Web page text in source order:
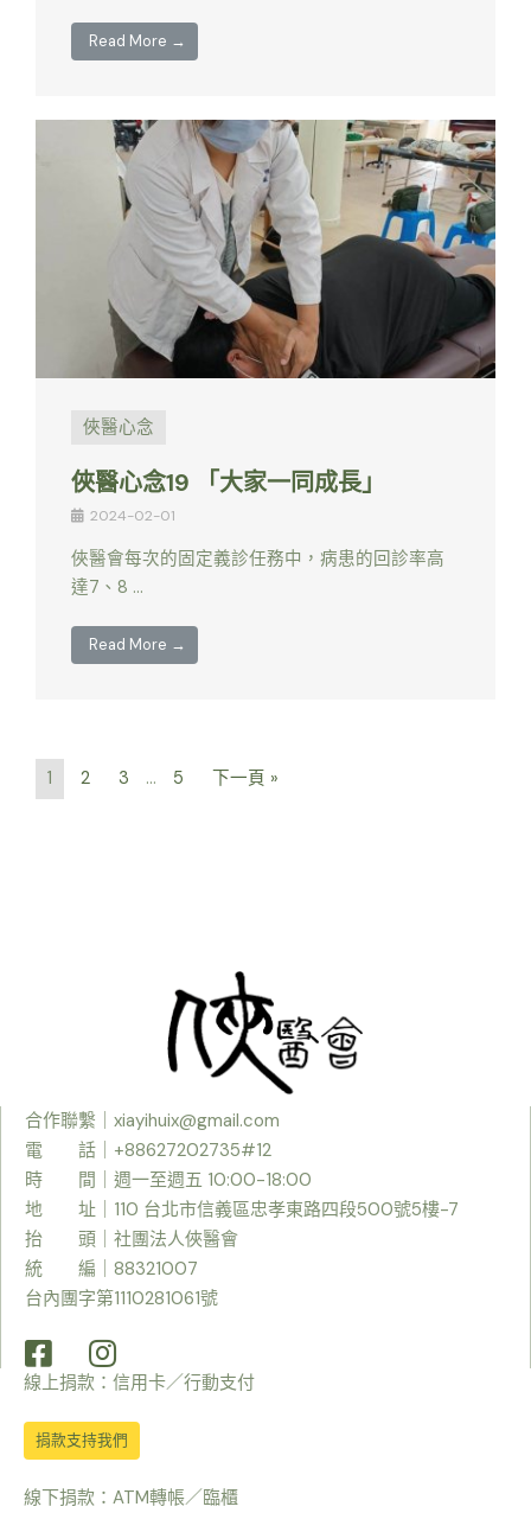
Read More →
俠醫心念
俠醫心念19 「大家一同成長」
2024-02-01
俠醫會每次的固定義診任務中，病患的回診率高
達7、8 …
Read More →
1 2 3 ... 5 下一頁 »
合作聯繫｜ xiayihuix@gmail.com
電 話｜+88627202735#12
時
間｜週一至週五 10:00-18:00
地 址｜110 台北市信義區忠孝東路四段500號5樓-7
抬 頭｜社團法人俠醫會
統 編｜88321007
台內團字第1110281061號
線上捐款：信用卡／行動支付
捐款支持我們
線下捐款：ATM轉帳／臨櫃